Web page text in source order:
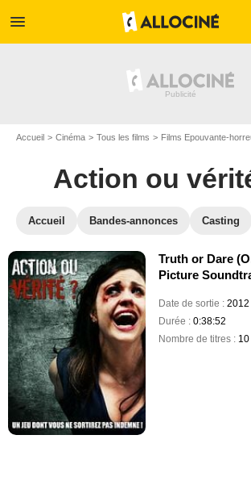
menu
Accueil Cinéma Tous les films Films Epouvante-
Action ou
Accueil Bandes-annonces Casting
Truth or Dare
Picture
Date de sortie :2012
Durée :0:38:52
Nombre de titres : 10